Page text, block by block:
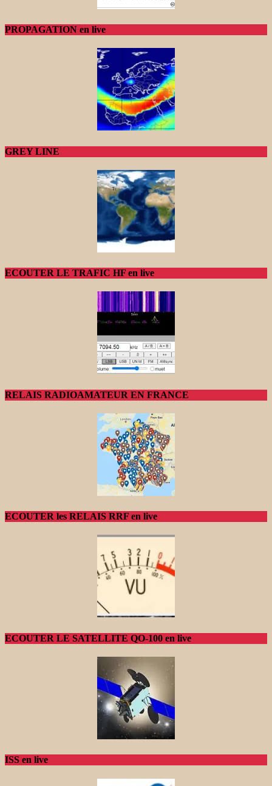
PROPAGATION en live
GREY LINE
ECOUTER LE TRAFIC HF en live
RELAIS RADIOAMATEUR EN FRANCE
ECOUTER les RELAIS RRF en live
ECOUTER LE SATELLITE QO-100 en live
ISS en live